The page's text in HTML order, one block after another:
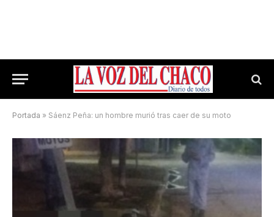
Portada » Sáenz Peña: un hombre murió tras caer de su moto